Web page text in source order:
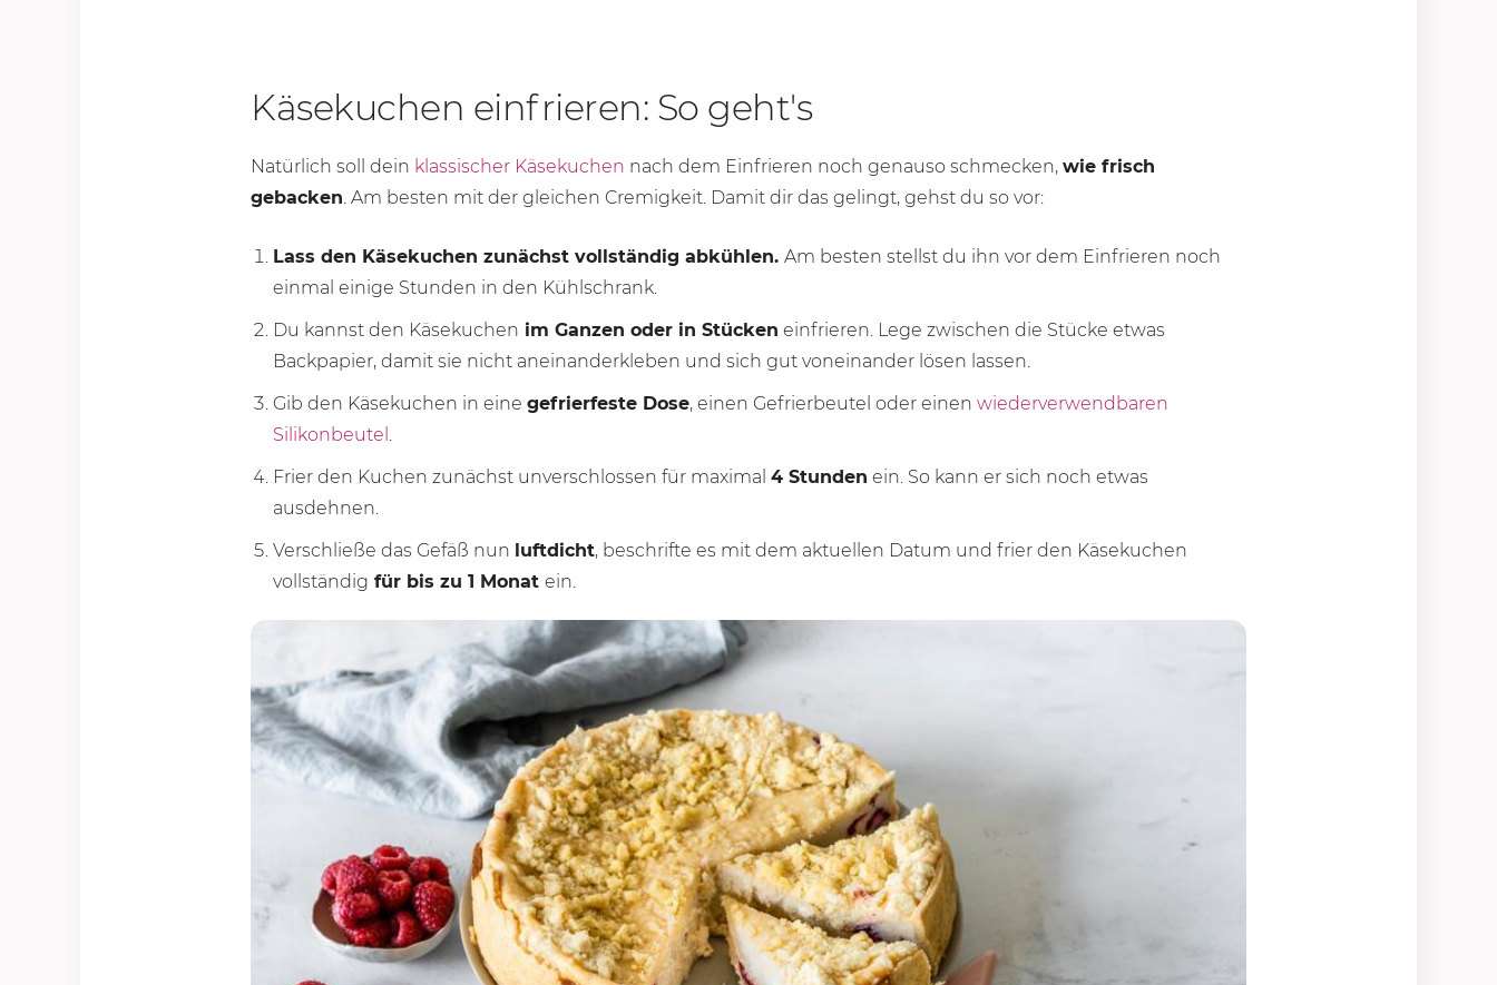
Käsekuchen einfrieren: So geht's
Natürlich soll dein klassischer Käsekuchen nach dem Einfrieren noch genauso schmecken,wie frisch
gebacken. Am besten mit der gleichen Cremigkeit. Damit dir das gelingt, gehst du so vor:
Lass den Käsekuchen zunächst vollständig abkühlen.Am besten stellst du ihn vor dem Einfrieren noch
einmal einige Stunden in den Kühlschrank.
Du kannst den Käsekuchen im Ganzen oder in Stücken einfrieren. Lege zwischen die Stücke etwas
Backpapier, damit sie nicht aneinanderkleben und sich gut voneinander lösen lassen.
Gib den Käsekuchen in einegefrierfeste Dose, einen Gefrierbeutel oder einenwiederverwendbaren
Silikonbeutel .
Frier den Kuchen zunächst unverschlossen für maximal4 Stunden ein. So kann er sich noch etwas
ausdehnen.
Verschließe das Gefäß nun luftdicht, beschrifte es mit dem aktuellen Datum und frier den Käsekuchen
vollständig für bis zu 1 Monatein.